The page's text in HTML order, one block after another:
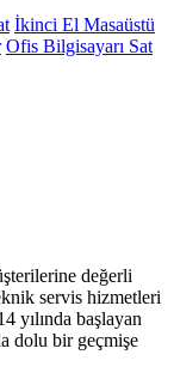
İkinci El Masaüstü
Ofis Bilgisayarı Sat
değerli
servis hizmetleri
yılında başlayan
dolu bir geçmişe